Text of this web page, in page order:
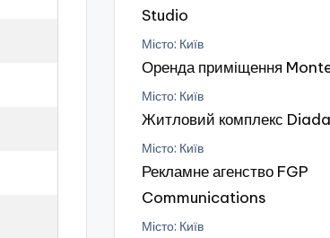
Studio
Місто: Київ
Оренда приміщення
Місто: Київ
Житловий комплекс
Місто: Київ
Рекламне агенство FGP
Communications
Місто: Київ